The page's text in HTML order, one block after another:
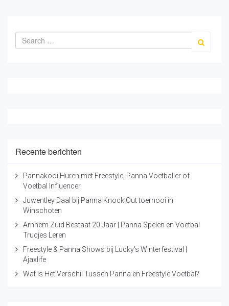
Recente berichten
Pannakooi Huren met Freestyle, Panna Voetballer of
Voetbal Influencer
Juwentley Daal bij Panna Knock Out toernooi in
Winschoten
Arnhem Zuid Bestaat 20 Jaar | Panna Spelen en Voetbal
Trucjes Leren
Freestyle & Panna Shows bij Lucky's Winterfestival |
Ajaxlife
Wat Is Het Verschil Tussen Panna en Freestyle Voetbal?